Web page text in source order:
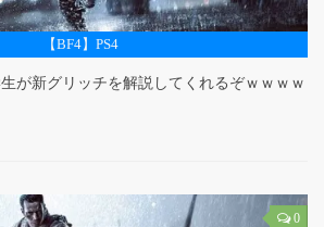
【BF4】PS4
生が新グリッチを解説してくれるぞｗｗｗｗ
0